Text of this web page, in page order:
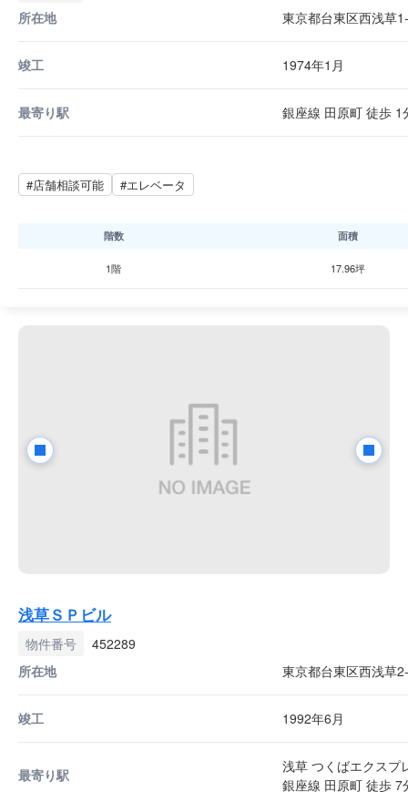
所在地
東京都台東区西浅草
竣工 1974年1月
最寄り駅 銀座線 田原町 徒歩 1
#店舗相談可能 #エレベータ
階数 面積
1階 17.96坪
浅草ＳＰビル
物件番号
452289
所在地
東京都台東区西浅草
竣工 1992年6月
最寄り駅
浅草 つくばエクスプ
銀座線 田原町 徒歩 7